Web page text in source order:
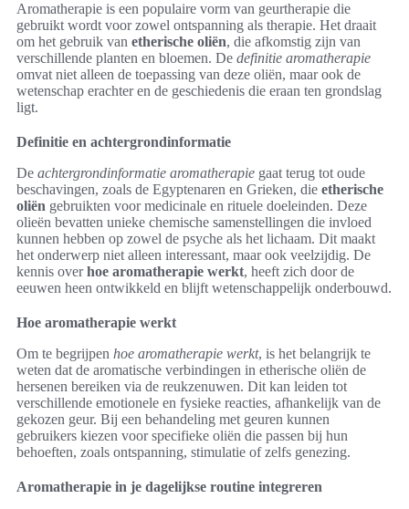
Aromatherapie is een populaire vorm van geurtherapie die
gebruikt wordt voor zowel ontspanning als therapie. Het draait
om het gebruik van etherische oliën, die afkomstig zijn van
verschillende planten en bloemen. De definitie aromatherapie
omvat niet alleen de toepassing van deze oliën, maar ook de
wetenschap erachter en de geschiedenis die eraan ten grondslag
ligt.
Definitie en achtergrondinformatie
De achtergrondinformatie aromatherapie gaat terug tot oude
beschavingen, zoals de Egyptenaren en Grieken, die etherische
oliën gebruikten voor medicinale en rituele doeleinden. Deze
olieën bevatten unieke chemische samenstellingen die invloed
kunnen hebben op zowel de psyche als het lichaam. Dit maakt
het onderwerp niet alleen interessant, maar ook veelzijdig. De
kennis overhoe aromatherapie werkt, heeft zich door de
eeuwen heen ontwikkeld en blijft wetenschappelijk onderbouwd.
Hoe aromatherapie werkt
Om te begrijpen hoe aromatherapie werkt, is het belangrijk te
weten dat de aromatische verbindingen in etherische oliën de
hersenen bereiken via de reukzenuwen. Dit kan leiden tot
verschillende emotionele en fysieke reacties, afhankelijk van de
gekozen geur. Bij een behandeling met geuren kunnen
gebruikers kiezen voor specifieke oliën die passen bij hun
behoeften, zoals ontspanning, stimulatie of zelfs genezing.
Aromatherapie in je dagelijkse routine integreren